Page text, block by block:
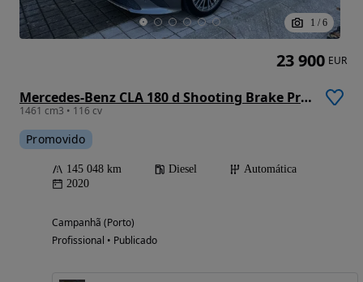
1 / 6
Mercedes-Benz CLA 180 d Shooting Brake Progressive Aut.
1461 cm3 • 116 cv
Promovido
145 048 km Diesel
Automática
2020
Campanhã (Porto)
Profissional • Publicado
23 900 EUR